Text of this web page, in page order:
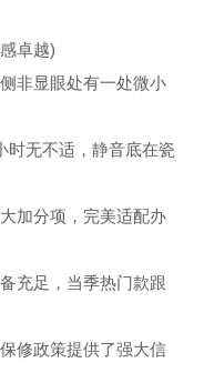
卓越)
非显眼处有一处微小
时无不适，静音底在瓷
加分项，完美适配办
充足，当季热门款跟
修政策提供了强大信